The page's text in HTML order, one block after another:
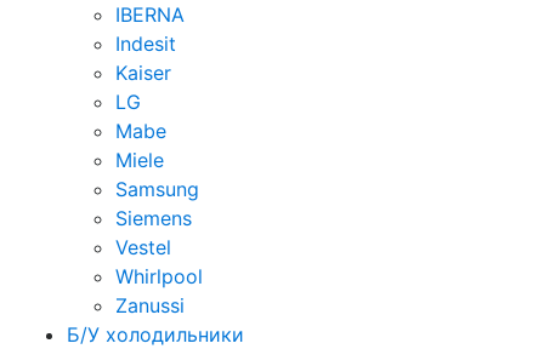
IBERNA
Indesit
Kaiser
LG
Mabe
Miele
Samsung
Siemens
Vestel
Whirlpool
Zanussi
Б/У холодильники